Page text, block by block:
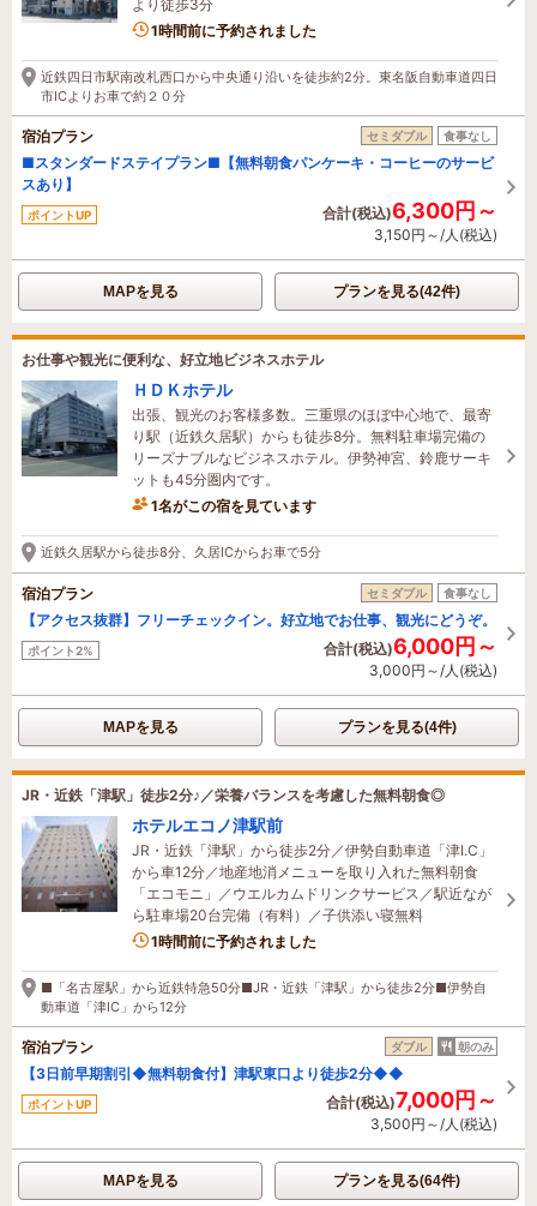
より徒歩3分
1名がこの宿を見ています
1時間前に予約されました
近鉄四日市駅南改札西口から中央通り沿いを徒歩約2分。東名阪自動車道四日
市ICよりお車で約２０分
宿泊プラン セミダブル 食事なし
■スタンダードステイプラン■【無料朝食パンケーキ・コーヒーのサービ
スあり】
ポイントUP 合計(税込)6,300円～
3,150円～/人(税込)
MAPを見る プランを見る(42件)
お仕事や観光に便利な、好立地ビジネスホテル
ＨＤＫホテル
出張、観光のお客様多数。三重県のほぼ中心地で、最寄
り駅（近鉄久居駅）からも徒歩8分。無料駐車場完備の
リーズナブルなビジネスホテル。伊勢神宮、鈴鹿サーキ
ットも45分圏内です。
1名がこの宿を見ています
近鉄久居駅から徒歩8分、久居ICからお車で5分
宿泊プラン セミダブル 食事なし
【アクセス抜群】フリーチェックイン。好立地でお仕事、観光にどうぞ。
ポイント2% 合計(税込)6,000円～
3,000円～/人(税込)
MAPを見る プランを見る(4件)
JR・近鉄「津駅」徒歩2分♪／栄養バランスを考慮した無料朝食◎
ホテルエコノ津駅前
JR・近鉄「津駅」から徒歩2分／伊勢自動車道「津I.C」
から車12分／地産地消メニューを取り入れた無料朝食
「エコモニ」／ウエルカムドリンクサービス／駅近なが
ら駐車場20台完備（有料）／子供添い寝無料
1名がこの宿を見ています
1時間前に予約されました
■「名古屋駅」から近鉄特急50分■JR・近鉄「津駅」から徒歩2分■伊勢自
動車道「津IC」から12分
宿泊プラン ダブル 朝のみ
【3日前早期割引◆無料朝食付】津駅東口より徒歩2分◆◆
ポイントUP 合計(税込)7,000円～
3,500円～/人(税込)
MAPを見る プランを見る(64件)